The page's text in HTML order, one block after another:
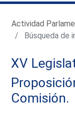
Actividad
Búsqueda de
XV
Comisión.